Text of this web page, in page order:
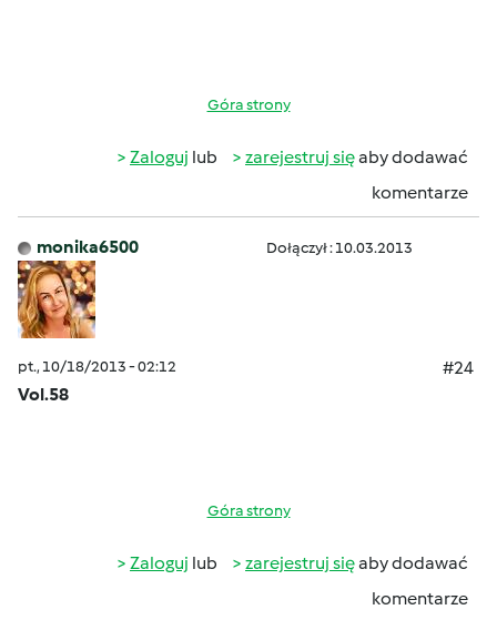
Góra strony
Zaloguj lub zarejestruj sięaby dodawać
komentarze
monika6500 Dołączył : 10.03.2013
pt., 10/18/2013 - 02:12
#24
Vol.58
Góra strony
Zaloguj lub zarejestruj sięaby dodawać
komentarze